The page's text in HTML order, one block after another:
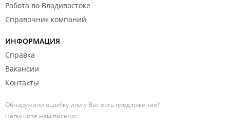
Работа во Владивостоке
Справочник компаний
ИНФОРМАЦИЯ
Справка
Вакансии
Контакты
Обнаружили ошибку или у Вас есть предложения?
Напишите нам письмо: